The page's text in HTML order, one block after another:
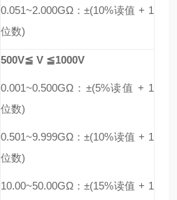
0.051~2.000GΩ：±(10%读值 + 1
位数)
500V≦ V ≦1000V
0.001~0.500GΩ： ±(5%读值 + 1
位数)
0.501~9.999GΩ：±(10%读值 + 1
位数)
10.00~50.00GΩ：±(15%读值 + 1